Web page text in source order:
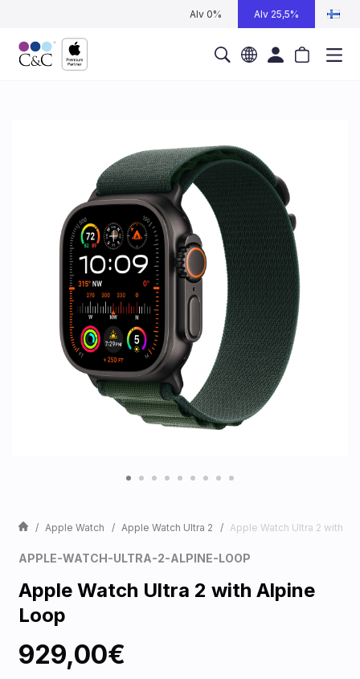
Alv 0% Alv 25,5%
Apple Watch Apple Watch Ultra 2 Apple Watch Ultra 2 with
APPLE-WATCH-ULTRA-2-ALPINE-LOOP
Apple Watch Ultra 2 with Alpine
Loop
929,00€